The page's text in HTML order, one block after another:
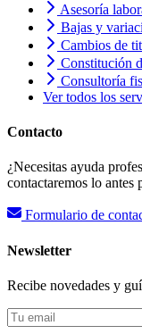
Asesoría
Bajas y
Cambios de
Constitución
Consultoría
Ver todos los
Contacto
¿Necesitas ayuda
contactaremos lo antes
Formulario de
Newsletter
Recibe novedades y